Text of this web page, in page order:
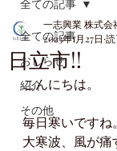
全ての記事
おしらせ
紹介
その他
全ての記事
日立市!!
一志興業 株式会
2023年1月27日 読
こんにちは。
毎日寒いですね。
大寒波、風が